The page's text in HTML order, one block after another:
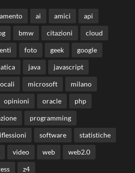
ai amici api
bmw citazioni cloud
foto geek google
java javascript
microsoft milano
opinioni oracle php
programming
software statistiche
video web web2.0
z4